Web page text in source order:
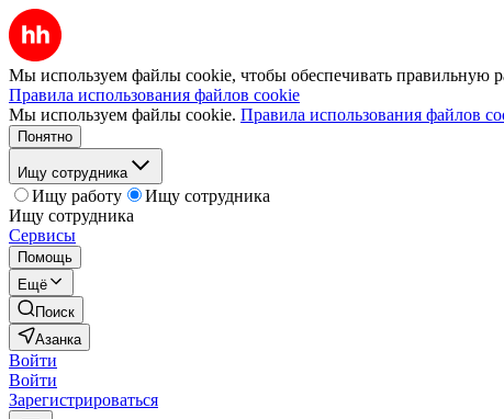
Мы используем файлы cookie, чтобы обеспечивать правильную
Правила использования файлов cookie
Мы используем файлы cookie. Правила использования файлов
Понятно
Ищу сотрудника
Ищу работу
Ищу сотрудника
Ищу сотрудника
Сервисы
Помощь
Ещё
Поиск
Азанка
Войти
Войти
Зарегистрироваться